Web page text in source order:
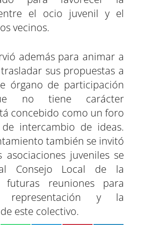
el ocio juvenil y el
vecinos.
además para animar a
sus propuestas a
órgano de participación
no tiene carácter
concebido como un foro
intercambio de ideas.
también se invitó
asociaciones juveniles se
Consejo Local de la
futuras reuniones para
y la
este colectivo.